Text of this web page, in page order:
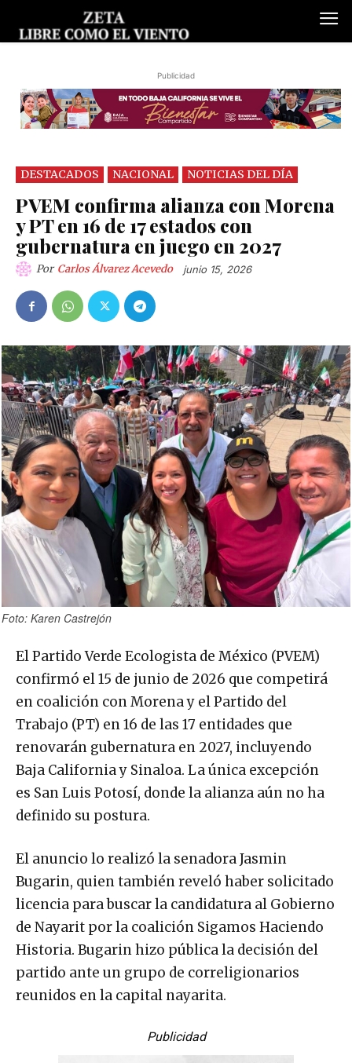
Publicidad
DESTACADOS NACIONAL NOTICIAS DEL DÍA
PVEM confirma alianza con Morena
y PT en 16 de 17 estados con
gubernatura en juego en 2027
Por Carlos Álvarez Acevedo junio 15, 2026
Foto: Karen Castrejón
El Partido Verde Ecologista de México (PVEM)
confirmó el 15 de junio de 2026 que competirá
en coalición con Morena y el Partido del
Trabajo (PT) en 16 de las 17 entidades que
renovarán gubernatura en 2027, incluyendo
Baja California y Sinaloa. La única excepción
es San Luis Potosí, donde la alianza aún no ha
definido su postura.
El anuncio lo realizó la senadora Jasmin
Bugarin, quien también reveló haber solicitado
licencia para buscar la candidatura al Gobierno
de Nayarit por la coalición Sigamos Haciendo
Historia. Bugarin hizo pública la decisión del
partido ante un grupo de correligionarios
reunidos en la capital nayarita.
Publicidad